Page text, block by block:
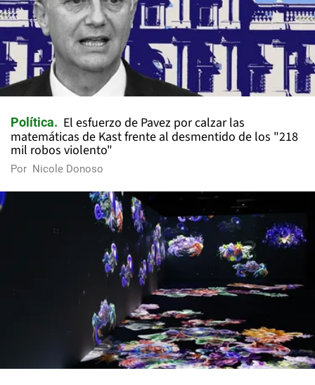
Política
El esfuerzo de Pavez por calzar las
matemáticas de Kast frente al desmentido de los "218
mil robos violento"
Por Nicole Donoso